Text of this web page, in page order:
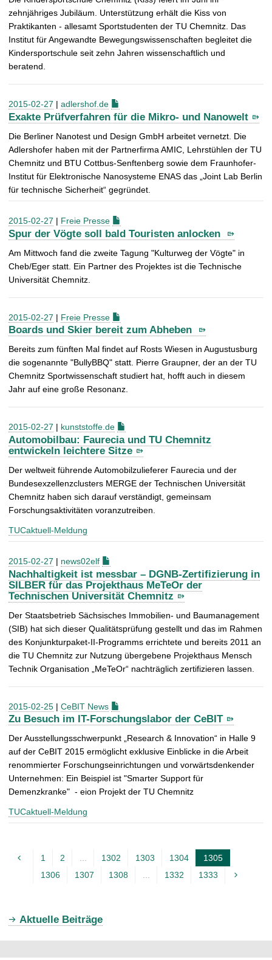
zehnjähriges Jubiläum. Unterstützung erhält die Kiss von
Praktikanten - allesamt Sportstudenten der TU Chemnitz. Das
Institut für Angewandte Bewegungswissenschaften begleitet die
Kindersportschule seit zehn Jahren wissenschaftlich und
beratend.
2015-02-27 | adlershof.de
Exakte Prüfverfahren für die Mikro- und Nanowelt
Die Berliner Nanotest und Design GmbH arbeitet vernetzt. Die
Adlershofer haben mit der Partnerfirma AMIC, Lehrstühlen der TU
Chemnitz und BTU Cottbus-Senftenberg sowie dem Fraunhofer-
Institut für Elektronische Nanosysteme ENAS das „Joint Lab Berlin
für technische Sicherheit“ gegründet.
2015-02-27 | Freie Presse
Spur der Vögte soll bald Touristen anlocken
Am Mittwoch fand die zweite Tagung "Kulturweg der Vögte" in
Cheb/Eger statt. Ein Partner des Projektes ist die Technische
Universität Chemnitz.
2015-02-27 | Freie Presse
Boards und Skier bereit zum Abheben
Bereits zum fünften Mal findet auf Rosts Wiesen in Augustusburg
die sogenannte "BullyBBQ" statt. Pierre Graupner, der an der TU
Chemnitz Sportwissenschaft studiert hat, hofft auch in diesem
Jahr auf eine große Resonanz.
2015-02-27 | kunststoffe.de
Automobilbau: Faurecia und TU Chemnitz
entwickeln leichtere Sitze
Der weltweit führende Automobilzulieferer Faurecia und der
Bundesexzellenzclusters MERGE der Technischen Universität
Chemnitz haben sich darauf verständigt, gemeinsam
Forschungsaktivitäten voranzutreiben.
TUCaktuell-Meldung
2015-02-27 | news02elf
Nachhaltigkeit ist messbar – DGNB-Zertifizierung in
SILBER für das Projekthaus MeTeOr der
Technischen Universität Chemnitz
Der Staatsbetrieb Sächsisches Immobilien- und Baumanagement
(SIB) hat sich dieser Qualitätsprüfung gestellt und das im Rahmen
des Konjunkturpaket-II-Programms errichtete und bereits 2011 an
die TU Chemnitz zur Nutzung übergebene Projekthaus Mensch
Technik Organisation „MeTeOr“ nachträglich zertifizieren lassen.
2015-02-25 | CeBIT News
Zu Besuch im IT-Forschungslabor der CeBIT
Der Ausstellungsschwerpunkt „Research & Innovation“ in Halle 9
auf der CeBIT 2015 ermöglicht exklusive Einblicke in die Arbeit
renommierter Forschungseinrichtungen und vorwärtsdenkender
Unternehmen: Ein Beispiel ist "Smarter Support für
Demenzkranke" - eion Projekt der TU Chemnitz
TUCaktuell-Meldung
1 2 ... 1302 1303 1304 1305A
l
1306 1307 1308 ... 1332 1333
Aktuelle Beiträge